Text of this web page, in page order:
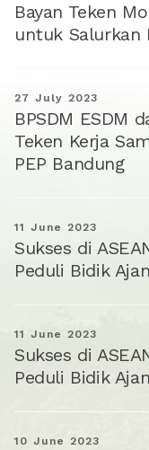
Bayan Teken
untuk Salurkan
27 July 2023
BPSDM ESDM
Teken Kerja
PEP Bandung
11 June 2023
Sukses di
Peduli Bidik
11 June 2023
Sukses di
Peduli Bidik
10 June 2023